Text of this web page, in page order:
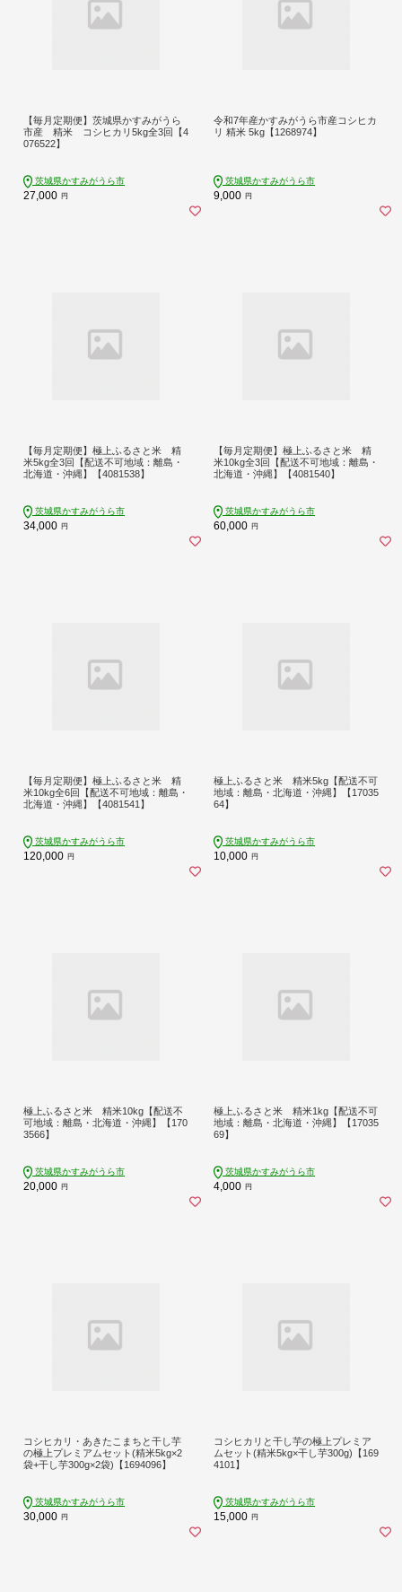
【毎月定期便】茨城県かすみがうら
市産 精米 コシヒカリ5kg全3回【4
076522】
茨城県かすみがうら市
27,000 円
令和7年産かすみがうら市産コシヒカ
リ 精米 5kg【1268974】
茨城県かすみがうら市
9,000 円
【毎月定期便】極上ふるさと米 精
米5kg全3回【配送不可地域：離島・
北海道・沖縄】【4081538】
茨城県かすみがうら市
34,000 円
【毎月定期便】極上ふるさと米 精
米10kg全3回【配送不可地域：離島・
北海道・沖縄】【4081540】
茨城県かすみがうら市
60,000 円
【毎月定期便】極上ふるさと米 精
米10kg全6回【配送不可地域：離島・
北海道・沖縄】【4081541】
茨城県かすみがうら市
120,000 円
極上ふるさと米 精米5kg【配送不可
地域：離島・北海道・沖縄】【17035
64】
茨城県かすみがうら市
10,000 円
極上ふるさと米 精米10kg【配送不
可地域：離島・北海道・沖縄】【170
3566】
茨城県かすみがうら市
20,000 円
極上ふるさと米 精米1kg【配送不可
地域：離島・北海道・沖縄】【17035
69】
茨城県かすみがうら市
4,000 円
コシヒカリ・あきたこまちと干し芋
の極上プレミアムセット(精米5kg×2
袋+干し芋300g×2袋)【1694096】
茨城県かすみがうら市
30,000 円
コシヒカリと干し芋の極上プレミア
ムセット(精米5kg×干し芋300g)【169
4101】
茨城県かすみがうら市
15,000 円